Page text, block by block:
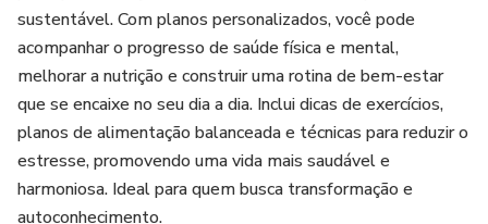
sustentável. Com planos personalizados, você pode
acompanhar o progresso de saúde física e mental,
melhorar a nutrição e construir uma rotina de bem-estar
que se encaixe no seu dia a dia. Inclui dicas de exercícios,
planos de alimentação balanceada e técnicas para reduzir o
estresse, promovendo uma vida mais saudável e
harmoniosa. Ideal para quem busca transformação e
autoconhecimento.